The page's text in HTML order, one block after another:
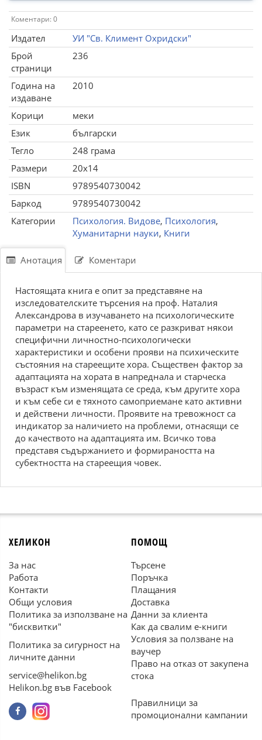
Коментари: 0
Издател
УИ "Св. Климент Охридски"
Брой
страници
236
Година на
издаване
2010
Корици
меки
Език
български
Тегло
248 грама
Размери
20x14
ISBN
9789540730042
Баркод
9789540730042
Категории
Психология. Видове, Психология,
Хуманитарни науки, Книги
Анотация Коментари
Настоящата книга е опит за представяне на
изследователските търсения на проф. Наталия
Александрова в изучаването на психологическите
параметри на стареенето, като се разкриват някои
специфични личностно-психологически
характеристики и особени прояви на психическите
състояния на стареещите хора. Съществен фактор за
адаптацията на хората в напреднала и старческа
възраст към изменящата се среда, към другите хора
и към себе си е тяхното самоприемане като активни
и действени личности. Проявите на тревожност са
индикатор за наличието на проблеми, отнасящи се
до качеството на адаптацията им. Всичко това
представя съдържанието и формираността на
субектността на стареещия човек.
ХЕЛИКОН
За нас
Работа
Контакти
Общи условия
Политика за използване на
"бисквитки"
Политика за сигурност на
личните данни
service@helikon.bg
Helikon.bg във Facebook
ПОМОЩ
Търсене
Поръчка
Плащания
Доставка
Данни за клиента
Как да свалим е-книги
Условия за ползване на
ваучер
Право на отказ от закупена
стока
Правилници за
промоционални кампании